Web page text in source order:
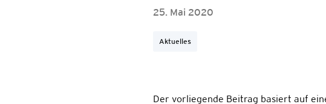
25. Mai 2020
Aktuelles
Der vorliegende Beitrag basiert auf